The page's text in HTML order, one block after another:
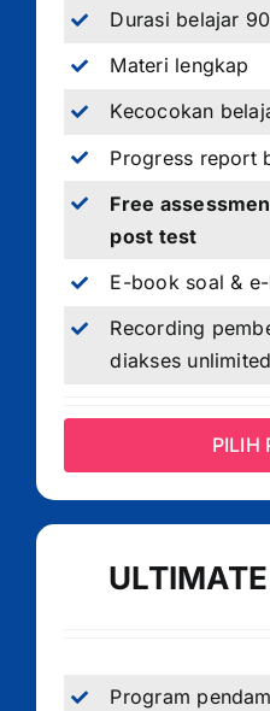
Durasi belajar
Materi lengkap
Kecocokan
Progress report
Free
post test
E-book soal &
Recording
diakses unlimited
PILIH
Program